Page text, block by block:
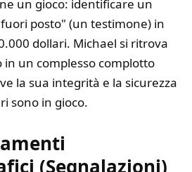
un gioco: identificare un
posto" (un testimone) in
dollari. Michael si ritrova
in un complesso complotto
la sua integrità e la sicurezza
sono in gioco.
(Segnalazioni)